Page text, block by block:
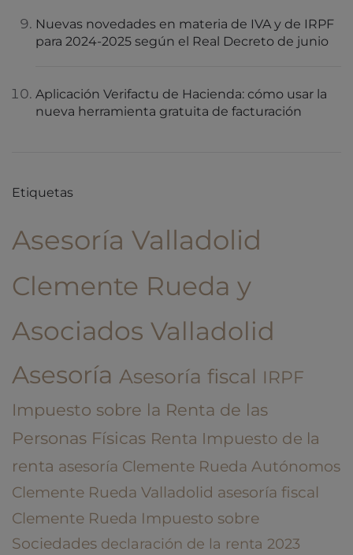
Nuevas novedades en materia de IVA y de IRPF
para 2024-2025 según el Real Decreto de junio
Aplicación Verifactu de Hacienda: cómo usar la
nueva herramienta gratuita de facturación
Etiquetas
Asesoría Valladolid
Clemente Rueda y
Asociados Valladolid
Asesoría Asesoría fiscal IRPF
Impuesto sobre la Renta de las
Personas Físicas Renta Impuesto de la
renta asesoría Clemente Rueda Autónomos
Clemente Rueda Valladolid asesoría fiscal
Clemente Rueda Impuesto sobre
Sociedades declaración de la renta 2023